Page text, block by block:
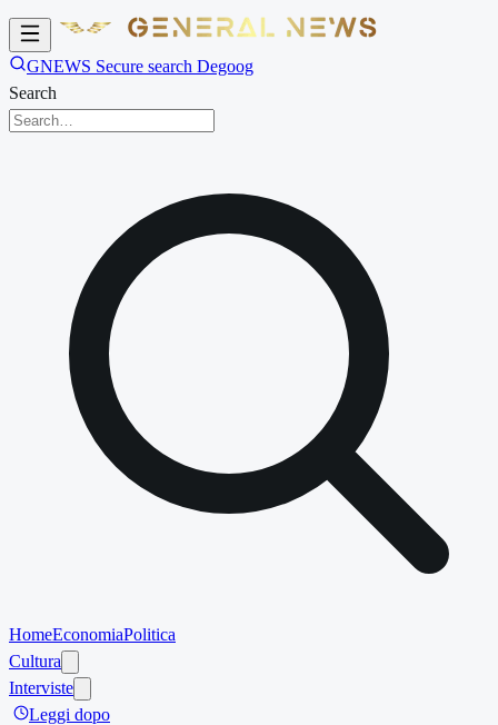
GNEWS Secure search Degoog
Search
HomeEconomiaPolitica
Cultura
Interviste
Leggi dopo